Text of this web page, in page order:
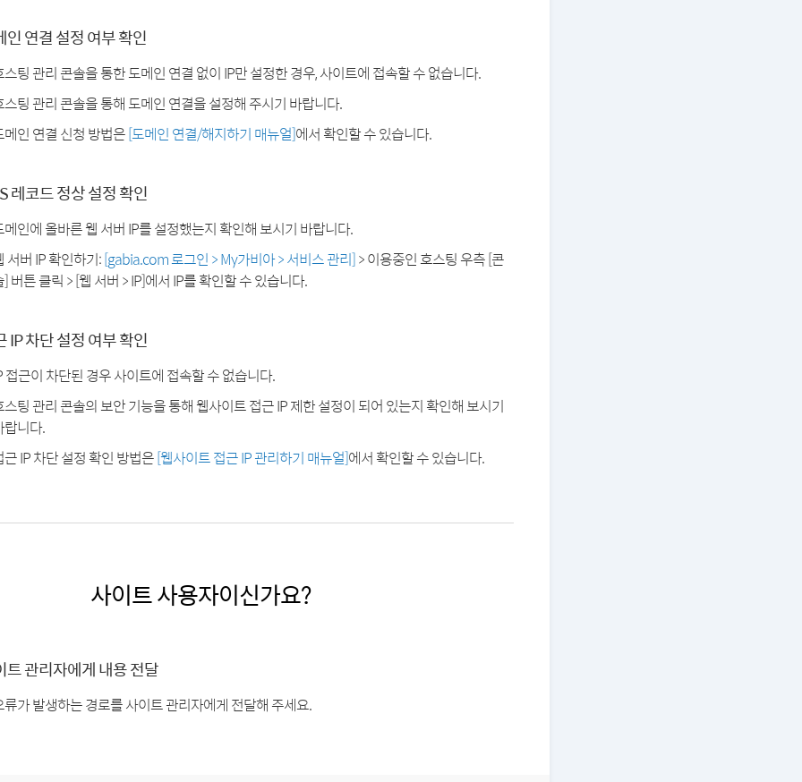
인 연결 설정 여부 확인
스팅 관리 콘솔을 통한 도메인 연결 없이 IP만 설정한 경우, 사이트에 접속할 수 없습니다.
스팅 관리 콘솔을 통해 도메인 연결을 설정해 주시기 바랍니다.
메인 연결 신청 방법은[도메인 연결/해지하기 매뉴얼]에서 확인할 수 있습니다.
레코드 정상 설정 확인
메인에 올바른 웹 서버 IP를 설정했는지 확인해 보시기 바랍니다.
서버 IP 확인하기:[gabia.com 로그인 > My가비아 > 서비스 관리]> 이용중인 호스팅 우측 [콘
] 버튼 클릭 > [웹 서버 > IP]에서 IP를 확인할 수 있습니다.
IP 차단 설정 여부 확인
접근이 차단된 경우 사이트에 접속할 수 없습니다.
스팅 관리 콘솔의 보안 기능을 통해 웹사이트 접근 IP 제한 설정이 되어 있는지 확인해 보시기
랍니다.
근 IP 차단 설정 확인 방법은[웹사이트 접근 IP 관리하기 매뉴얼]에서 확인할 수 있습니다.
사이트 사용자이신가요?
트 관리자에게 내용 전달
류가 발생하는 경로를 사이트 관리자에게 전달해 주세요.